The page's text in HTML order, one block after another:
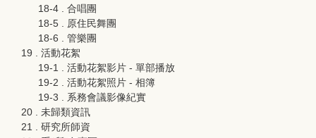
18-4 . 合唱團
18-5 . 原住民舞團
18-6 . 管樂團
19 . 活動花絮
19-1 . 活動花絮影片 - 單部播放
19-2 . 活動花絮照片 - 相簿
19-3 . 系務會議影像紀實
20 . 未歸類資訊
21 . 研究所師資